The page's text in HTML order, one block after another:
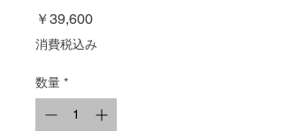
￥39,600価
消費税込み
数量 *